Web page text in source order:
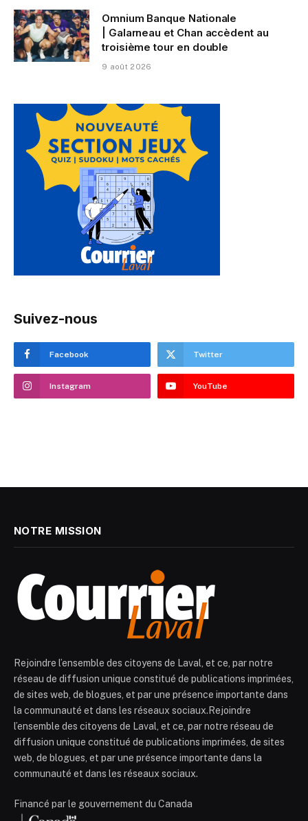
Omnium Banque Nationale
| Galarneau et Chan accèdent au
troisième tour en double
9 août 2026
Suivez-nous
Facebook Twitter
Instagram YouTube
NOTRE MISSION
Rejoindre l’ensemble des citoyens de Laval, et ce, par notre
réseau de diffusion unique constitué de publications imprimées,
de sites web, de blogues, et par une présence importante dans
la communauté et dans les réseaux sociaux.Rejoindre
l’ensemble des citoyens de Laval, et ce, par notre réseau de
diffusion unique constitué de publications imprimées, de sites
web, de blogues, et par une présence importante dans la
communauté et dans les réseaux sociaux.
Financé par le gouvernement du Canada